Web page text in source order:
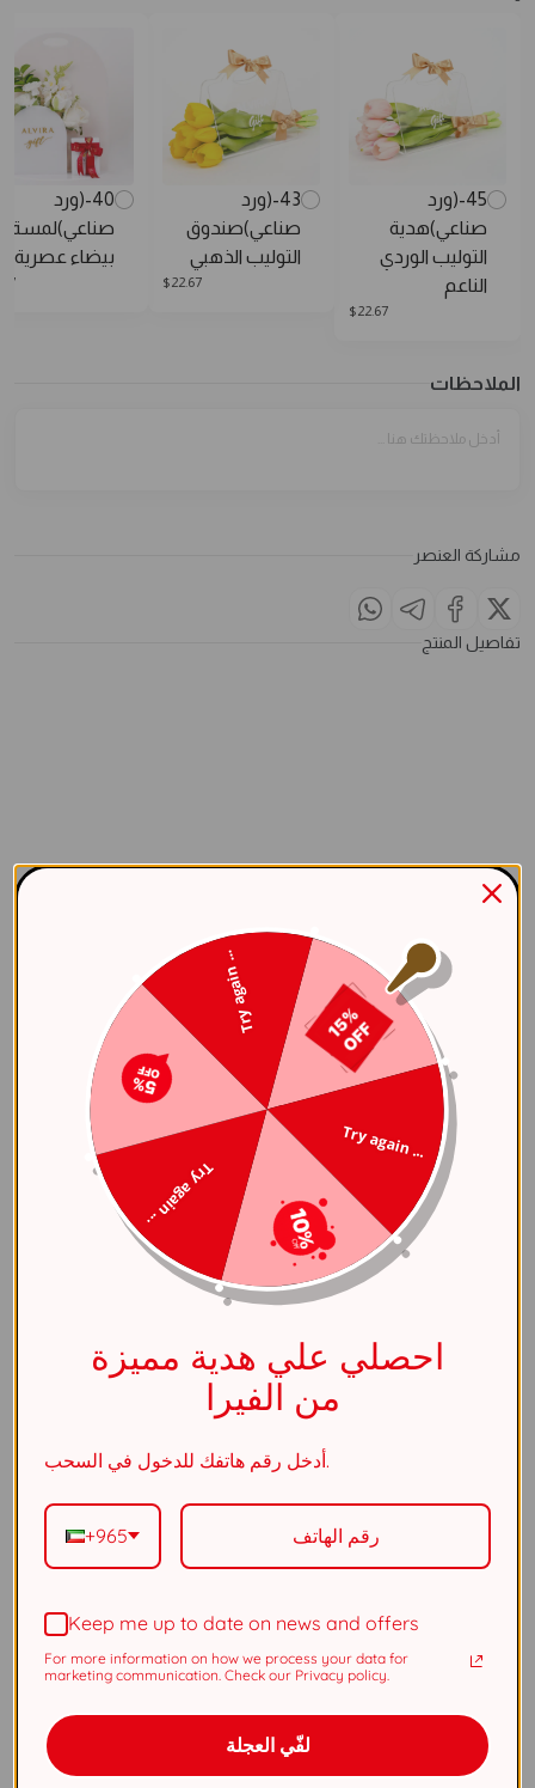
45-(ورد
صناعي)هدية
التوليب الوردي
الناعم
22.67
$
43-(ورد
صناعي)صندوق
التوليب الذهبي
22.67
$
40-(ورد
صناعي)لمسة
بيضاء عصرية
الملاحظات
مشاركة العنصر
تفاصيل المنتج
الفئة
Try again ...
Try again ...
Try again ...
احصلي علي هدية مميزة
من الفيرا
أدخل رقم هاتفك للدخول في السحب.
+965
Keep me up to date on news and offers
For more information on how we process your data for
marketing communication. Check our Privacy policy.
لفّي العجلة